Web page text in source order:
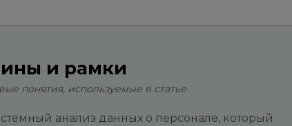
и рамки
понятия, используемые в статье
анализ данных о персонале, который